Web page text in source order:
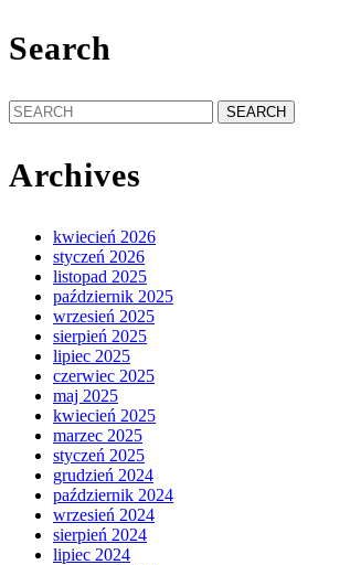
Search
Search
for:
Archives
kwiecień 2026
styczeń 2026
listopad 2025
październik 2025
wrzesień 2025
sierpień 2025
lipiec 2025
czerwiec 2025
maj 2025
kwiecień 2025
marzec 2025
styczeń 2025
grudzień 2024
październik 2024
wrzesień 2024
sierpień 2024
lipiec 2024